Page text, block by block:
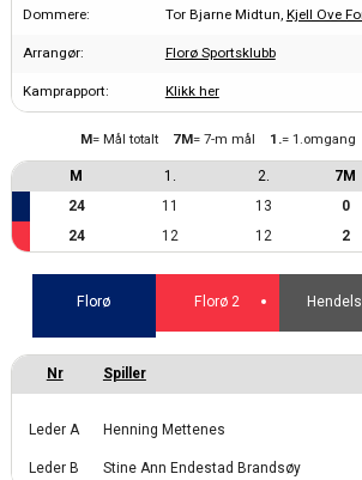
Dommere: Tor Bjarne Midtun, Kjell Ove
Arrangør: Florø Sportsklubb
Kamprapport: Klikk her
M 1. 2. 7M
M= Mål totalt 7M= 7-m mål 1.= 1.omgang
24 11 13 0
24
12 12 2
Florø Florø 2
Leder A Henning Mettenes
Leder B Stine Ann Endestad Brandsøy